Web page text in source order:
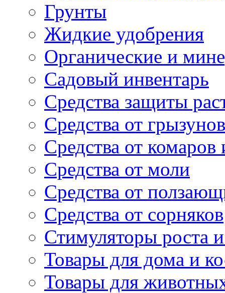
Грунты
Жидкие удобрения
Органические и
Садовый инвентарь
Средства защиты
Средства от грызунов
Средства от
Средства от моли
Средства от
Средства от сорняков
Стимуляторы роста и
Товары для дома и
Товары для